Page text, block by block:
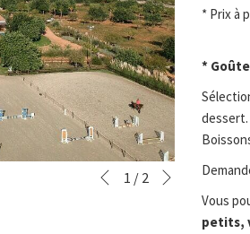
Boutons
LePrécédent
1 / 2 Suivant
* Prix à
*
dessert.
Vous
petits,